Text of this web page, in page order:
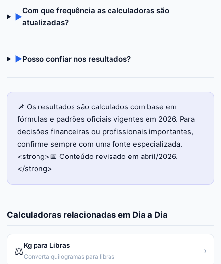
▶
Com que frequência as calculadoras são
atualizadas?
▶Posso confiar nos resultados?
📌 Os resultados são calculados com base em
fórmulas e padrões oficiais vigentes em 2026. Para
decisões financeiras ou profissionais importantes,
confirme sempre com uma fonte especializada.
<strong>📅 Conteúdo revisado em abril/2026.
</strong>
Calculadoras relacionadas em Dia a Dia
⚖️Kg para Libras
Converta quilogramas para libras
›